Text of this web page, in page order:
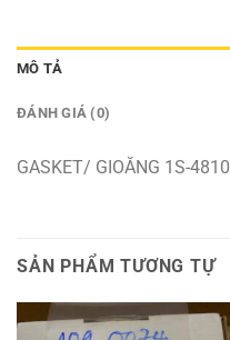
MÔ TẢ
ĐÁNH GIÁ (0)
GASKET/ GIOĂNG 1S-4810
SẢN PHẨM TƯƠNG TỰ